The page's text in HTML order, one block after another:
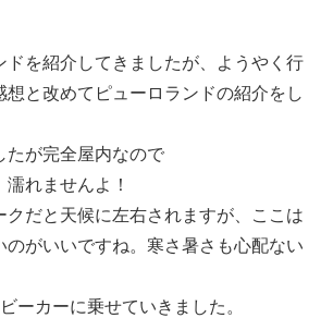
ドを紹介してきましたが、ようやく行
想と改めてピューロランドの紹介をし
たが完全屋内なので
れませんよ！
クだと天候に左右されますが、ここは
のがいいですね。寒さ暑さも心配ない
ーカーに乗せていきました。